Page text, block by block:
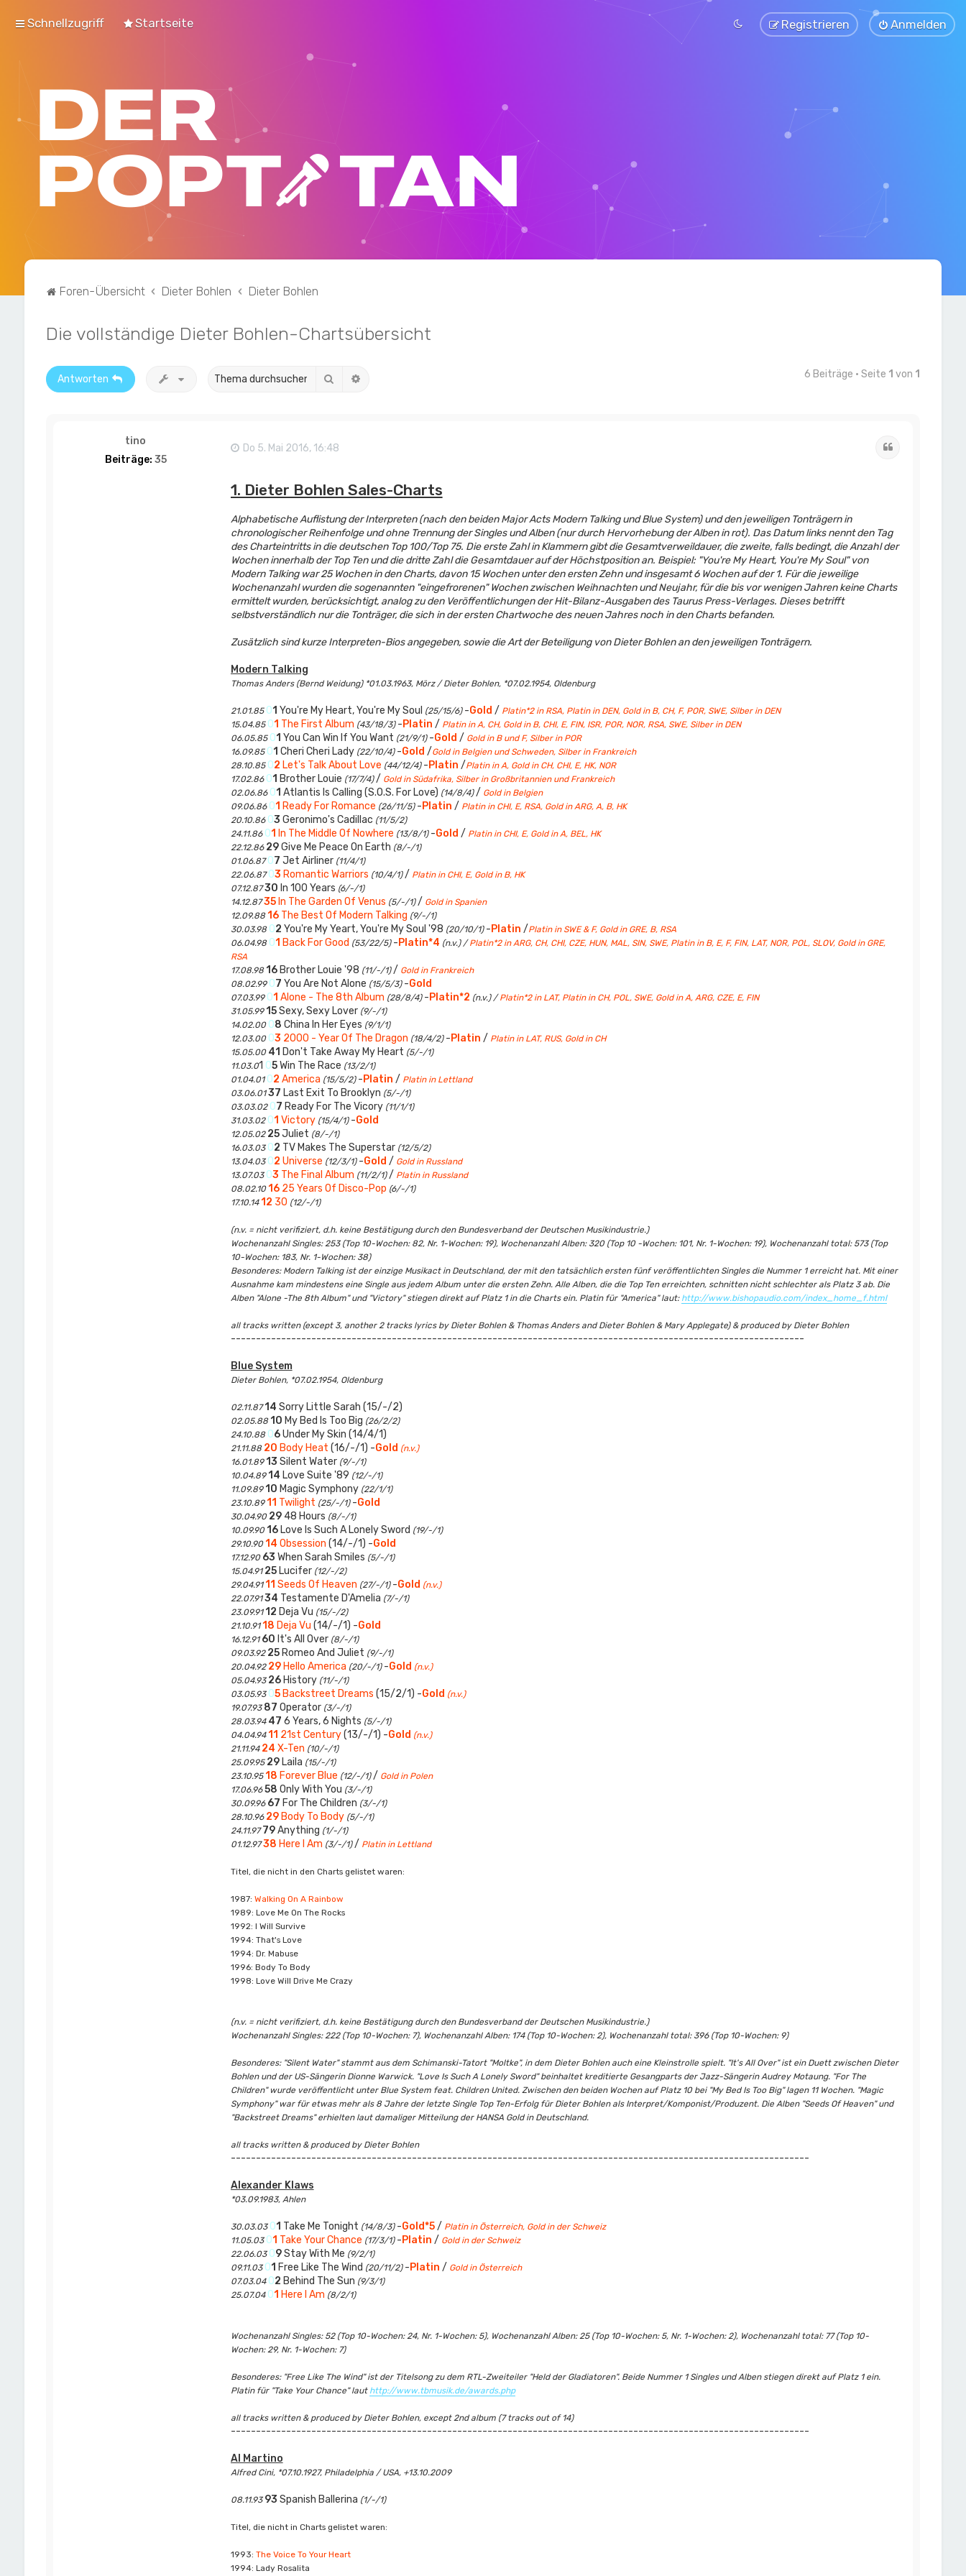
Schnellzugriff Startseite Anmelden
Registrieren
Foren-Übersicht Dieter Bohlen Dieter Bohlen
Die vollständige Dieter Bohlen-Chartsübersicht
Antworten Suche 6 Beiträge • Seite 1 von 1
tino
Beiträge: 35
Do 5. Mai 2016, 16:48
1. Dieter Bohlen Sales-Charts
Alphabetische Auflistung der Interpreten (nach den beiden Major Acts Modern Talking und Blue System) und den jeweiligen Tonträgern in
chronologischer Reihenfolge und ohne Trennung der Singles und Alben (nur durch Hervorhebung der Alben in rot). Das Datum links nennt den Tag
des Charteintritts in die deutschen Top 100/Top 75. Die erste Zahl in Klammern gibt die Gesamtverweildauer, die zweite, falls bedingt, die Anzahl der
Wochen innerhalb der Top Ten und die dritte Zahl die Gesamtdauer auf der Höchstposition an. Beispiel: "You're My Heart, You're My Soul" von
Modern Talking war 25 Wochen in den Charts, davon 15 Wochen unter den ersten Zehn und insgesamt 6 Wochen auf der 1. Für die jeweilige
Wochenanzahl wurden die sogenannten "eingefrorenen" Wochen zwischen Weihnachten und Neujahr, für die bis vor wenigen Jahren keine Charts
ermittelt wurden, berücksichtigt, analog zu den Veröffentlichungen der Hit-Bilanz-Ausgaben des Taurus Press-Verlages. Dieses betrifft
selbstverständlich nur die Tonträger, die sich in der ersten Chartwoche des neuen Jahres noch in den Charts befanden.
Zusätzlich sind kurze Interpreten-Bios angegeben, sowie die Art der Beteiligung von Dieter Bohlen an den jeweiligen Tonträgern.
Modern Talking
Thomas Anders (Bernd Weidung) *01.03.1963, Mörz / Dieter Bohlen, *07.02.1954, Oldenburg
21.01.85 01 You're My Heart, You're My Soul (25/15/6)-Gold / Platin*2 in RSA, Platin in DEN, Gold in B, CH, F, POR, SWE, Silber in DEN
15.04.85 01 The First Album (43/18/3)-Platin / Platin in A, CH, Gold in B, CHI, E, FIN, ISR, POR, NOR, RSA, SWE, Silber in DEN
06.05.85 01 You Can Win If You Want (21/9/1)-Gold / Gold in B und F, Silber in POR
16.09.85 01 Cheri Cheri Lady (22/10/4)-Gold /Gold in Belgien und Schweden, Silber in Frankreich
28.10.85 02 Let's Talk About Love (44/12/4)-Platin /Platin in A, Gold in CH, CHI, E, HK, NOR
17.02.86 01 Brother Louie (17/7/4)/ Gold in Südafrika, Silber in Großbritannien und Frankreich
02.06.86 01 Atlantis Is Calling (S.O.S. For Love) (14/8/4)/ Gold in Belgien
09.06.86 01 Ready For Romance (26/11/5)-Platin / Platin in CHI, E, RSA, Gold in ARG, A, B, HK
20.10.86 03 Geronimo's Cadillac (11/5/2)
24.11.86 01 In The Middle Of Nowhere (13/8/1)-Gold / Platin in CHI, E, Gold in A, BEL, HK
22.12.86 29Give Me Peace On Earth (8/-/1)
01.06.87 07 Jet Airliner (11/4/1)
22.06.87 03 Romantic Warriors (10/4/1)/ Platin in CHI, E, Gold in B, HK
07.12.87 30 In 100 Years (6/-/1)
14.12.87 35 In The Garden Of Venus (5/-/1)/ Gold in Spanien
12.09.88 16 The Best Of Modern Talking (9/-/1)
30.03.98 02 You're My Yeart, You're My Soul '98 (20/10/1)-Platin /Platin in SWE & F, Gold in GRE, B, RSA
06.04.98 01 Back For Good (53/22/5)-Platin*4 (n.v.) /Platin*2 in ARG, CH, CHI, CZE, HUN, MAL, SIN, SWE, Platin in B, E, F, FIN, LAT, NOR, POL, SLOV, Gold in GRE,
RSA
17.08.98 16Brother Louie '98 (11/-/1)/ Gold in Frankreich
08.02.99 07 You Are Not Alone (15/5/3)-Gold
07.03.99 01 Alone - The 8th Album (28/8/4)-Platin*2 (n.v.) /Platin*2 in LAT, Platin in CH, POL, SWE, Gold in A, ARG, CZE, E, FIN
31.05.99 15Sexy, Sexy Lover (9/-/1)
14.02.00 08 China In Her Eyes (9/1/1)
12.03.00 03 2000 - Year Of The Dragon (18/4/2)-Platin / Platin in LAT, RUS, Gold in CH
15.05.00 41 Don't Take Away My Heart (5/-/1)
11.03.01 05Win The Race (13/2/1)
01.04.01 02 America (15/5/2)-Platin / Platin in Lettland
03.06.01 37 Last Exit To Brooklyn (5/-/1)
03.03.02 07 Ready For The Vicory (11/1/1)
31.03.02 01 Victory (15/4/1)-Gold
12.05.02 25Juliet (8/-/1)
16.03.03 02 TV Makes The Superstar (12/5/2)
13.04.03 02 Universe (12/3/1)-Gold / Gold in Russland
13.07.03 03 The Final Album (11/2/1)/ Platin in Russland
08.02.10 16 25 Years Of Disco-Pop (6/-/1)
17.10.14 12 30 (12/-/1)
(n.v. = nicht verifiziert, d.h. keine Bestätigung durch den Bundesverband der Deutschen Musikindustrie.)
Wochenanzahl Singles: 253 (Top 10-Wochen: 82, Nr. 1-Wochen: 19), Wochenanzahl Alben: 320 (Top 10 -Wochen: 101, Nr. 1-Wochen: 19), Wochenanzahl total: 573 (Top
10-Wochen: 183, Nr. 1-Wochen: 38)
Besonderes: Modern Talking ist der einzige Musikact in Deutschland, der mit den tatsächlich ersten fünf veröffentlichten Singles die Nummer 1 erreicht hat. Mit einer
Ausnahme kam mindestens eine Single aus jedem Album unter die ersten Zehn. Alle Alben, die die Top Ten erreichten, schnitten nicht schlechter als Platz 3 ab. Die
Alben "Alone -The 8th Album" und "Victory" stiegen direkt auf Platz 1 in die Charts ein. Platin für "America" laut: http://www.bishopaudio.com/index_home_f.html
all tracks written (except 3, another 2 tracks lyrics by Dieter Bohlen & Thomas Anders and Dieter Bohlen & Mary Applegate) & produced by Dieter Bohlen
------------------------------------------------------------------------------------------------------------------
Blue System
Dieter Bohlen, *07.02.1954, Oldenburg
02.11.87 14 Sorry Little Sarah (15/-/2)
02.05.88 10 My Bed Is Too Big (26/2/2)
24.10.88 06Under My Skin (14/4/1)
21.11.88 20 Body Heat (16/-/1) -Gold (n.v.)
16.01.89 13 Silent Water (9/-/1)
10.04.89 14 Love Suite '89 (12/-/1)
11.09.89 10 Magic Symphony (22/1/1)
23.10.89 11 Twilight (25/-/1)-Gold
30.04.90 2948 Hours (8/-/1)
10.09.90 16Love Is Such A Lonely Sword (19/-/1)
29.10.90 14 Obsession (14/-/1) -Gold
17.12.90 63 When Sarah Smiles (5/-/1)
15.04.91 25Lucifer (12/-/2)
29.04.91 11 Seeds Of Heaven (27/-/1)-Gold (n.v.)
22.07.91 34 Testamente D'Amelia (7/-/1)
23.09.91 12 Deja Vu (15/-/2)
21.10.91 18 Deja Vu (14/-/1) -Gold
16.12.91 60 It's All Over (8/-/1)
09.03.92 25Romeo And Juliet (9/-/1)
20.04.92 29 Hello America (20/-/1)-Gold (n.v.)
05.04.93 26History (11/-/1)
03.05.93 05 Backstreet Dreams (15/2/1) -Gold (n.v.)
19.07.93 87 Operator (3/-/1)
28.03.94 47 6 Years, 6 Nights (5/-/1)
04.04.94 11 21st Century(13/-/1) -Gold (n.v.)
21.11.94 24 X-Ten (10/-/1)
25.09.95 29Laila (15/-/1)
23.10.95 18 Forever Blue (12/-/1)/ Gold in Polen
17.06.96 58 Only With You (3/-/1)
30.09.96 67 For The Children (3/-/1)
28.10.96 29 Body To Body (5/-/1)
24.11.97 79Anything (1/-/1)
01.12.97 38 Here I Am (3/-/1)/ Platin in Lettland
Titel, die nicht in den Charts gelistet waren:
1987: Walking On A Rainbow
1989: Love Me On The Rocks
1992: I Will Survive
1994: That's Love
1994: Dr. Mabuse
1996: Body To Body
1998: Love Will Drive Me Crazy
(n.v. = nicht verifiziert, d.h. keine Bestätigung durch den Bundesverband der Deutschen Musikindustrie.)
Wochenanzahl Singles: 222 (Top 10-Wochen: 7), Wochenanzahl Alben: 174 (Top 10-Wochen: 2), Wochenanzahl total: 396 (Top 10-Wochen: 9)
Besonderes: "Silent Water" stammt aus dem Schimanski-Tatort "Moltke", in dem Dieter Bohlen auch eine Kleinstrolle spielt. "It's All Over" ist ein Duett zwischen Dieter
Bohlen und der US-Sängerin Dionne Warwick. "Love Is Such A Lonely Sword" beinhaltet kreditierte Gesangparts der Jazz-Sängerin Audrey Motaung. "For The
Children" wurde veröffentlicht unter Blue System feat. Children United. Zwischen den beiden Wochen auf Platz 10 bei "My Bed Is Too Big" lagen 11 Wochen. "Magic
Symphony" war für etwas mehr als 8 Jahre der letzte Single Top Ten-Erfolg für Dieter Bohlen als Interpret/Komponist/Produzent. Die Alben "Seeds Of Heaven" und
"Backstreet Dreams" erhielten laut damaliger Mitteilung der HANSA Gold in Deutschland.
all tracks written & produced by Dieter Bohlen
-------------------------------------------------------------------------------------------------------------------
Alexander Klaws
*03.09.1983, Ahlen
30.03.03 01 Take Me Tonight (14/8/3)-Gold*5/ Platin in Österreich, Gold in der Schweiz
11.05.03 01 Take Your Chance (17/3/1)-Platin / Gold in der Schweiz
22.06.03 09Stay With Me (9/2/1)
09.11.03 01 Free Like The Wind (20/11/2)-Platin / Gold in Österreich
07.03.04 02 Behind The Sun (9/3/1)
25.07.04 01 Here I Am (8/2/1)
Wochenanzahl Singles: 52 (Top 10-Wochen: 24, Nr. 1-Wochen: 5), Wochenanzahl Alben: 25 (Top 10-Wochen: 5, Nr. 1-Wochen: 2), Wochenanzahl total: 77 (Top 10-
Wochen: 29, Nr. 1-Wochen: 7)
Besonderes: "Free Like The Wind" ist der Titelsong zu dem RTL-Zweiteiler "Held der Gladiatoren". Beide Nummer 1 Singles und Alben stiegen direkt auf Platz 1 ein.
Platin für "Take Your Chance" laut http://www.tbmusik.de/awards.php
all tracks written & produced by Dieter Bohlen, except 2nd album (7 tracks out of 14)
-------------------------------------------------------------------------------------------------------------------
Al Martino
Alfred Cini, *07.10.1927, Philadelphia / USA, +13.10.2009
08.11.93 93 Spanish Ballerina (1/-/1)
Titel, die nicht in Charts gelistet waren:
1993: The Voice To Your Heart
1994: Lady Rosalita